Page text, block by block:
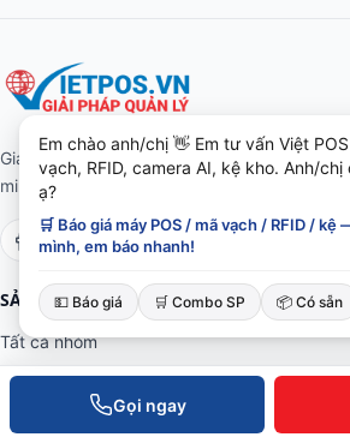
Gọi ngay
Giải pháp thiết bị bán lẻ · Kiểm soát ra vào ·
minh. Phân phối toàn quốc, hỗ trợ kỹ thuật
SẢN PHẨM
Tất cả nhóm
Máy POS bán hàng
Máy in mã vạch · hoá đơn
Em chào anh/chị 👋 Em tư vấn Việt
vạch, RFID, camera AI, kệ kho. Anh/
ạ?
🛒 Báo giá máy POS / mã vạch / RFID / kệ
mình, em báo nhanh!
💵 Báo giá 🛒 Combo SP 📦 Có sẵn